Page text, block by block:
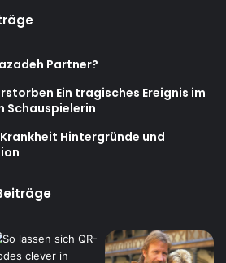
Partner?
Ein tragisches Ereignis im
Schauspielerin
Hintergründe und